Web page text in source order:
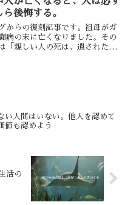
ようですが...
ら後悔する。
からの復刻記事です。祖母がガ
病の末に亡くなりました。その
「親しい人の死は、遺された人
い人間はいない。他人を認めて
値も認めよう
活の